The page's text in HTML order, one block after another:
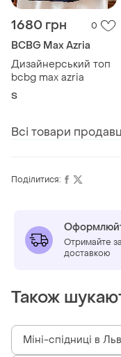
1680 грн 0
BCBG Max Azria
Дизайнерський топ
bcbg max azria
S
Всі товари
Поділитися:
Отримайте
доставкою
Також
Міні-спідниці в